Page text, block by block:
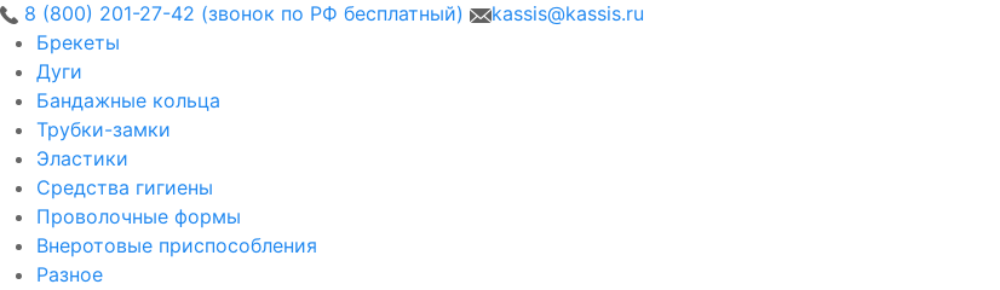
8 (800) 201-27-42 (звонок по РФ бесплатный)
kassis@kassis.ru
Брекеты
Дуги
Бандажные кольца
Трубки-замки
Эластики
Средства гигиены
Проволочные формы
Внеротовые приспособления
Разное